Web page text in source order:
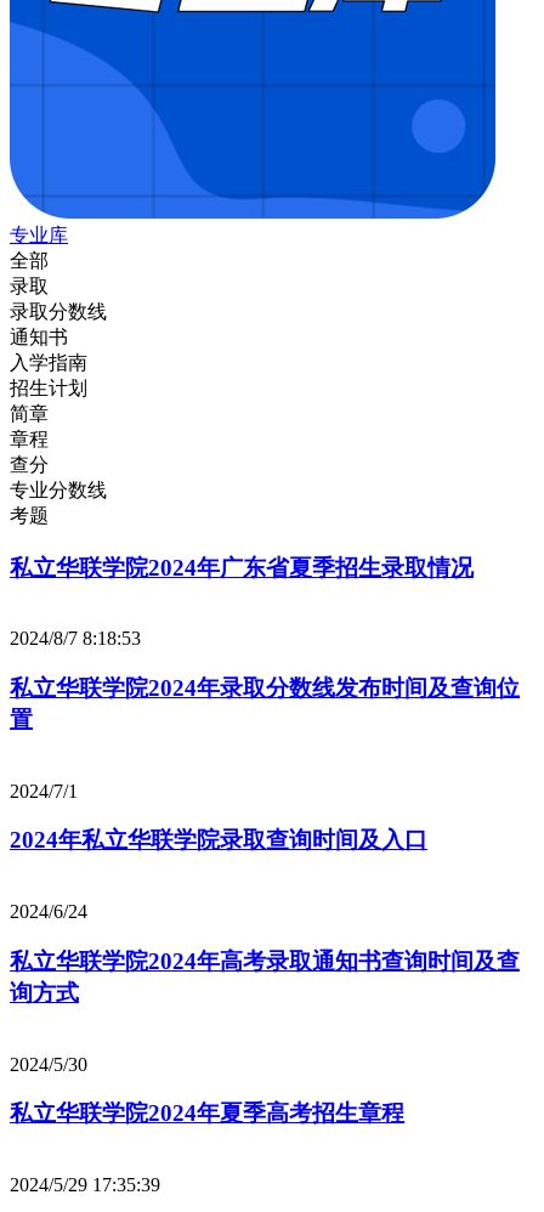
专业库
全部
录取
录取分数线
通知书
入学指南
招生计划
简章
章程
查分
专业分数线
考题
私立华联学院2024年广东省夏季招生录取情况
2024/8/7 8:18:53
私立华联学院2024年录取分数线发布时间及查询位
置
2024/7/1
2024年私立华联学院录取查询时间及入口
2024/6/24
私立华联学院2024年高考录取通知书查询时间及查
询方式
2024/5/30
私立华联学院2024年夏季高考招生章程
2024/5/29 17:35:39